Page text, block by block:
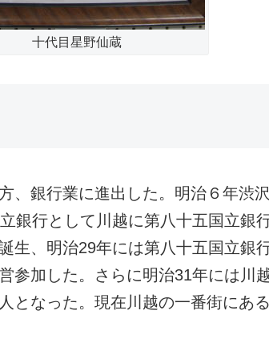
十代目星野仙蔵
銀行業に進出した。明治６年渋
銀行として川越に第八十五国立銀
生、明治29年には第八十五国立銀
参加した。さらに明治31年には川
となった。現在川越の一番街にあ